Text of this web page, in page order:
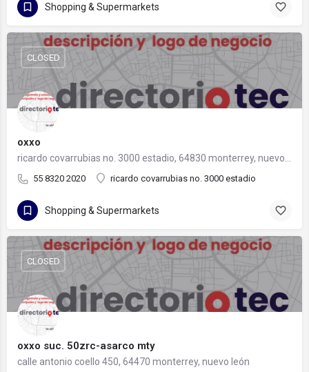
Shopping & Supermarkets
oxxo
55 8320 2020 ricardo covarrubias no. 3000 estadio
CLOSED
Shopping & Supermarkets
oxxo suc. 50zrc-asarco mty
calle antonio coello 450, 64470 monterrey, nuevo león
CLOSED